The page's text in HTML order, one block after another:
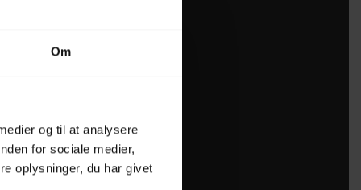
Om
og til at analysere
for sociale medier,
oplysninger, du har givet